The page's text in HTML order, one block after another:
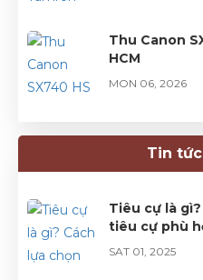
Thu Canon
HCM
MON 06, 2026
SUN 05, 2026
Tin
Tiêu cự là
tiêu cự phù
SAT 01, 2025